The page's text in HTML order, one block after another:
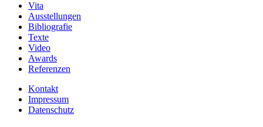
Vita
Ausstellungen
Bibliografie
Texte
Video
Awards
Referenzen
Kontakt
Impressum
Datenschutz